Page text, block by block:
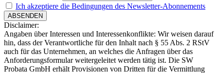
Ich akzeptiere die Bedingungen des Newsletter-Abonnements
Disclaimer:
Angaben über Interessen und Interessenkonflikte: Wir weisen darauf
hin, dass der Verantwortliche für den Inhalt nach § 55 Abs. 2 RStV
auch für das Unternehmen, an welches die Anfragen über das
Anforderungsformular weitergeleitet werden tätig ist. Die SW
Probata GmbH erhält Provisionen von Dritten für die Vermittlung